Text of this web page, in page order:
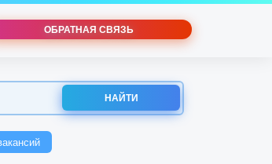
ОБРАТНАЯ СВЯЗЬ
НАЙТИ